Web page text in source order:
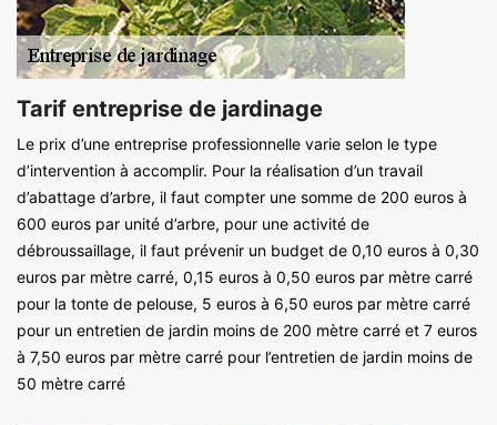
Tarif entreprise de jardinage
Le prix d’une entreprise professionnelle varie selon le type
d’intervention à accomplir. Pour la réalisation d’un travail
d’abattage d’arbre, il faut compter une somme de 200 euros à
600 euros par unité d’arbre, pour une activité de
débroussaillage, il faut prévenir un budget de 0,10 euros à 0,30
euros par mètre carré, 0,15 euros à 0,50 euros par mètre carré
pour la tonte de pelouse, 5 euros à 6,50 euros par mètre carré
pour un entretien de jardin moins de 200 mètre carré et 7 euros
à 7,50 euros par mètre carré pour l’entretien de jardin moins de
50 mètre carré